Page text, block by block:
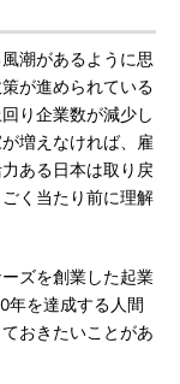
潮があるように思
が進められている
り企業数が減少し
増えなければ、雇
ある日本は取り戻
く当たり前に理解
ズを創業した起業
年を達成する人間
おきたいことがあ